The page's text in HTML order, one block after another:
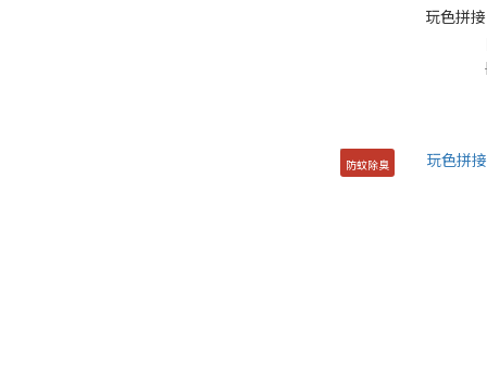
玩色拼
防蚊除臭